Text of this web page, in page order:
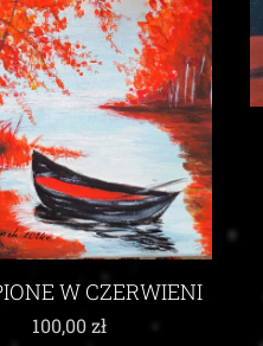
W CZERWIENI
100,00zł